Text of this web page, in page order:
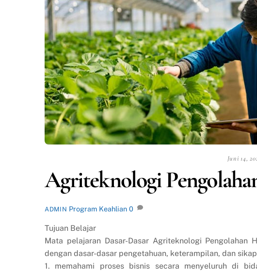
Juni 14,
Agriteknologi
ADMIN Program Keahlian 0
Tujuan Belajar
Mata pelajaran Dasar-Dasar Agriteknologi
dengan dasar-dasar pengetahuan, keterampilan, dan
1. memahami proses bisnis secara menyeluruh di